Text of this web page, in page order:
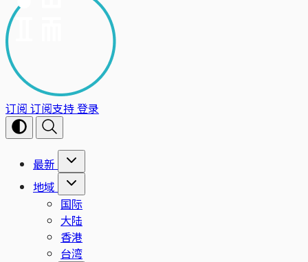
订阅 订阅支持登录
最新
地域
国际
大陆
香港
台湾